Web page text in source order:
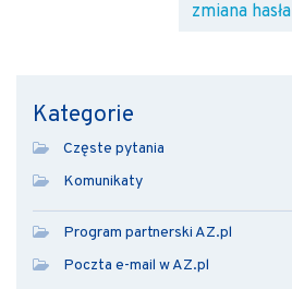
zmiana hasła
Kategorie
Częste pytania
Komunikaty
Program partnerski AZ.pl
Poczta e-mail w AZ.pl